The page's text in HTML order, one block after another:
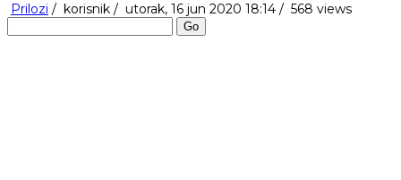
Prilozi / korisnik / utorak, 16 jun 2020 18:14 / 568 views
Go